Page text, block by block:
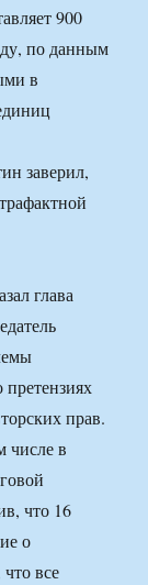
900
по данным
в
заверил,
глава
прав.
числе в
что 16
о
все